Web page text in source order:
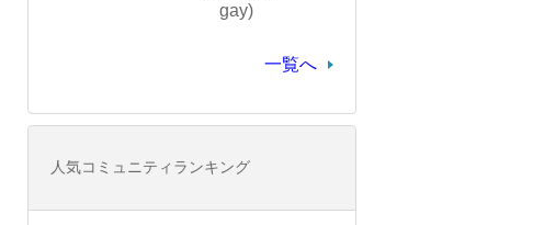
gay)
一覧へ
人気コミュニティランキング